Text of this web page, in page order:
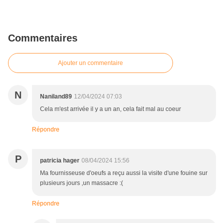
Commentaires
Ajouter un commentaire
N Naniland89 12/04/2024 07:03
Cela m'est arrivée il y a un an, cela fait mal au coeur
Répondre
P patricia hager 08/04/2024 15:56
Ma fournisseuse d'oeufs a reçu aussi la visite d'une fouine sur
plusieurs jours ,un massacre :(
Répondre